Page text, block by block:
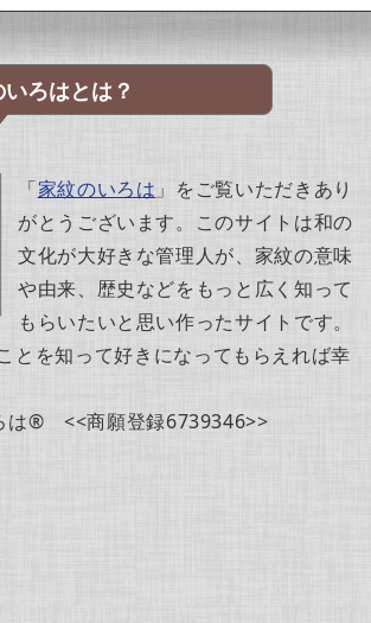
ろはとは？
「家紋のいろは 」をご覧いただきあり
がとうございます。このサイトは和の
文化が大好きな管理人が、家紋の意味
や由来、歴史などをもっと広く知って
もらいたいと思い作ったサイトです。
とを知って好きになってもらえれば幸
は® <<商願登録6739346>>